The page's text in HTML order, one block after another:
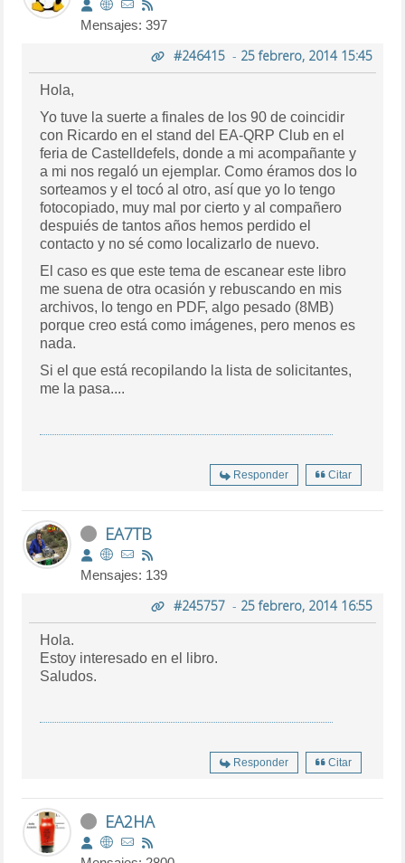
Mensajes: 397
#246415- 25 febrero, 2014 15:45
Hola,
Yo tuve la suerte a finales de los 90 de coincidir
con Ricardo en el stand del EA-QRP Club en el
feria de Castelldefels, donde a mi acompañante y
a mi nos regaló un ejemplar. Como éramos dos lo
sorteamos y el tocó al otro, así que yo lo tengo
fotocopiado, muy mal por cierto y al compañero
despuiés de tantos años hemos perdido el
contacto y no sé como localizarlo de nuevo.
El caso es que este tema de escanear este libro
me suena de otra ocasión y rebuscando en mis
archivos, lo tengo en PDF, algo pesado (8MB)
porque creo está como imágenes, pero menos es
nada.
Si el que está recopilando la lista de solicitantes,
me la pasa....
Responder Citar
EA7TB
Mensajes: 139
#245757- 25 febrero, 2014 16:55
Hola.
Estoy interesado en el libro.
Saludos.
Responder Citar
EA2HA